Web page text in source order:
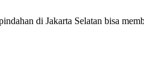
di Jakarta Selatan bisa